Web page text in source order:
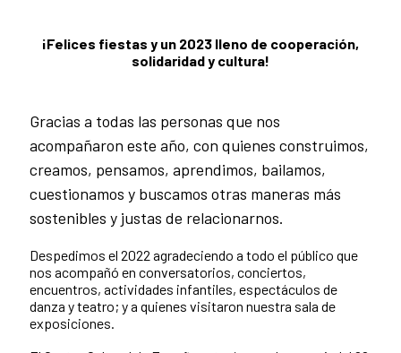
¡Felices fiestas y un 2023 lleno de cooperación,
solidaridad y cultura!
Gracias a todas las personas que nos
acompañaron este año, con quienes construimos,
creamos, pensamos, aprendimos, bailamos,
cuestionamos y buscamos otras maneras más
sostenibles y justas de relacionarnos.
Despedimos el 2022 agradeciendo a todo el público que
nos acompañó en conversatorios, conciertos,
encuentros, actividades infantiles, espectáculos de
danza y teatro; y a quienes visitaron nuestra sala de
exposiciones.